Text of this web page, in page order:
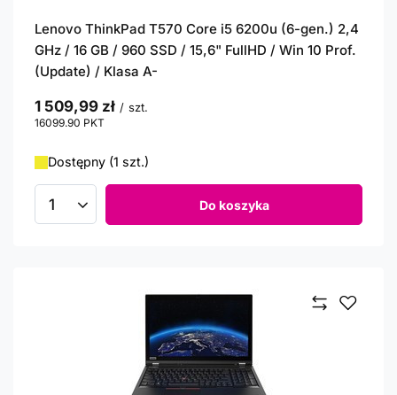
Lenovo ThinkPad T570 Core i5 6200u (6-gen.) 2,4
GHz / 16 GB / 960 SSD / 15,6" FullHD / Win 10 Prof.
(Update) / Klasa A-
1 509,99 zł / szt.
16099.90 PKT
Dostępny (1 szt.)
Ilość produktów Do koszyka